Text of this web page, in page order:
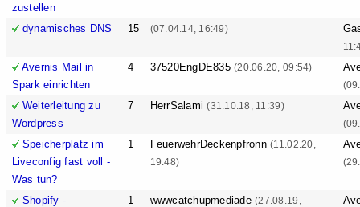
zustellen
dynamisches DNS 15 (07.04.14, 16:49)
Avernis Mail in
Spark einrichten
4 37520EngDE835(20.06.20, 09:54)
Weiterleitung zu
Wordpress
7 HerrSalami(31.10.18, 11:39)
Speicherplatz im
Liveconfig fast voll -
Was tun?
1 FeuerwehrDeckenpfronn(11.02.20,
19:48)
Shopify -
1 wwwcatchupmediade(27.08.19,